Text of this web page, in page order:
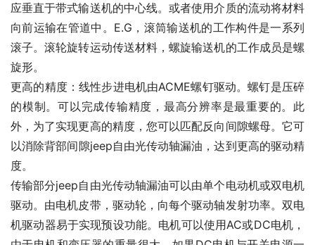
应垂直于带式输送机的中心线。或者使用介质的流动将材料
向前运输在管道中。E.G，滚筒输送机的工作构件是一系列
滚子。滚轮旋转运动传送材料，螺旋输送机的工作成员是螺
旋形。
更高的精度：线性步进电机由ACME螺钉驱动。螺钉是压碎
的模制。可以完成传输精度，最高分辨率是最重要的。此
外，为了实现更高的精度，您可以匹配反向间隙螺母。它可
以消除背部间隙jeep自由光传动轴漏油，达到更高的驱动精
度。
传输部分jeep自由光传动轴漏油可以由单个电动机或双电机
驱动。由电机皮带，驱动轮，向每个驱动轴发射功率。双电
机驱动器易于实现预设功能。电机可以使用AC或DC电机，